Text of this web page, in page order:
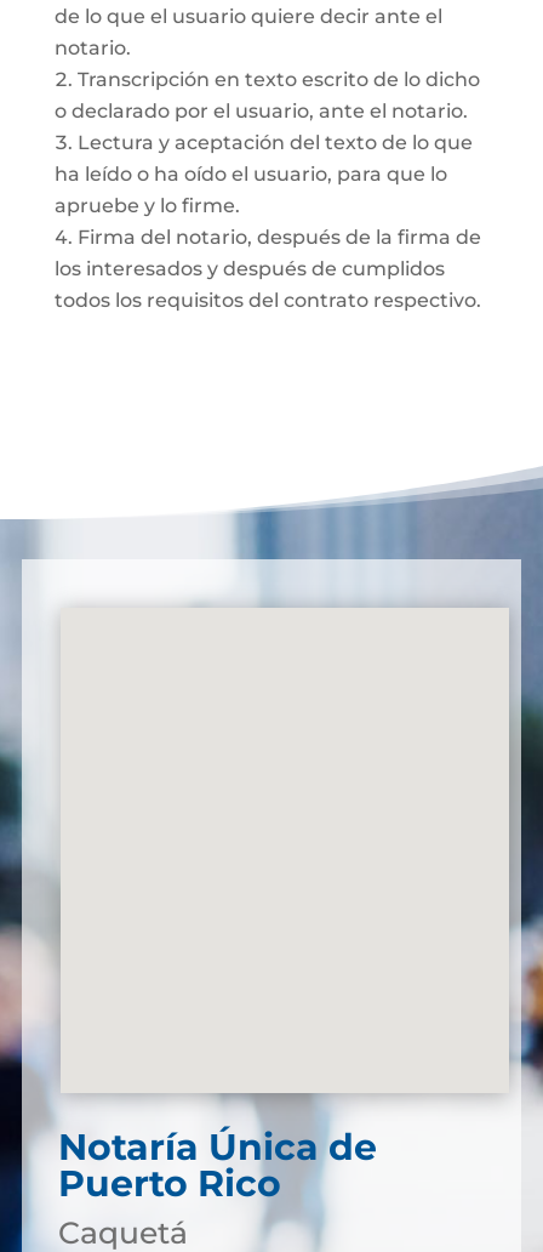
de lo que el usuario quiere decir ante el
notario.
Transcripción en texto escrito de lo dicho
o declarado por el usuario, ante el notario.
Lectura y aceptación del texto de lo que
ha leído o ha oído el usuario, para que lo
apruebe y lo firme.
Firma del notario, después de la firma de
los interesados y después de cumplidos
todos los requisitos del contrato respectivo.
Notaría Única de
Puerto Rico
Caquetá